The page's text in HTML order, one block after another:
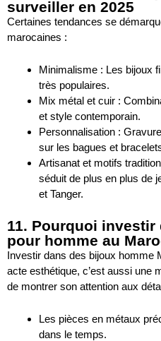
surveiller en 2025
Certaines tendances se
marocaines :
Minimalisme : Les bijoux
très populaires.
Mix métal et cuir :
et style contemporain.
Personnalisation :
sur les bagues et
Artisanat et motifs
séduit de plus en plus de
et Tanger.
11. Pourquoi
pour homme au
Investir dans des bijoux homme
acte esthétique, c’est aussi une
de montrer son attention aux
Les pièces en métaux
dans le temps.